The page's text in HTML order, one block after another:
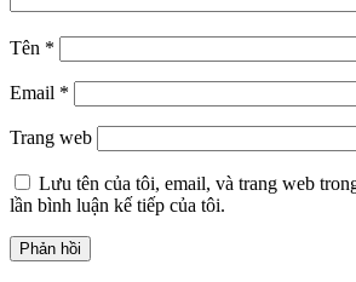
Tên *
Email *
Trang web
Lưu tên của tôi, email, và trang web
lần bình luận kế tiếp của tôi.